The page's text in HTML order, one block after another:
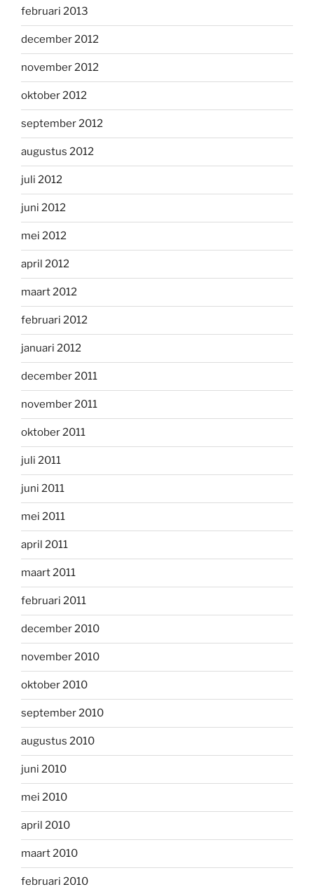
februari 2013
december 2012
november 2012
oktober 2012
september 2012
augustus 2012
juli 2012
juni 2012
mei 2012
april 2012
maart 2012
februari 2012
januari 2012
december 2011
november 2011
oktober 2011
juli 2011
juni 2011
mei 2011
april 2011
maart 2011
februari 2011
december 2010
november 2010
oktober 2010
september 2010
augustus 2010
juni 2010
mei 2010
april 2010
maart 2010
februari 2010